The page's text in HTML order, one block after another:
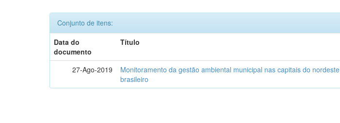
Conjunto de itens:
Data do
documento
Título
27-Ago-2019
Monitoramento da gestão ambiental municipal nas capitais do nordeste
brasileiro